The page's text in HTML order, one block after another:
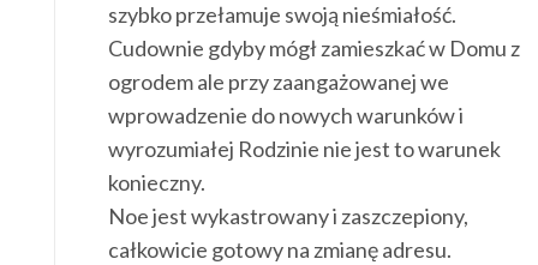
szybko przełamuje swoją nieśmiałość.
Cudownie gdyby mógł zamieszkać w Domu z
ogrodem ale przy zaangażowanej we
wprowadzenie do nowych warunków i
wyrozumiałej Rodzinie nie jest to warunek
konieczny.
Noe jest wykastrowany i zaszczepiony,
całkowicie gotowy na zmianę adresu.